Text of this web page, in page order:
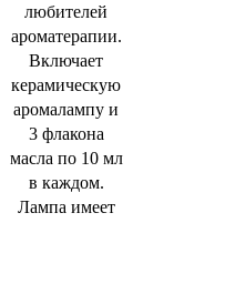
любителей
ароматерапии.
Включает
керамическую
аромалампу и
3 флакона
масла по 10 мл
в каждом.
Лампа имеет